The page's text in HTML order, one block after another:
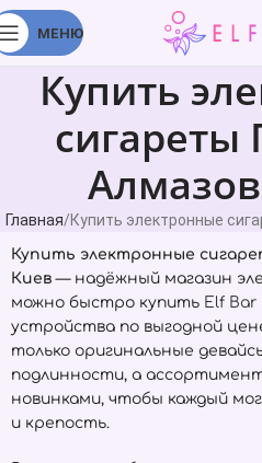
МЕНЮ
Купить
сигареты
Главная Купить электронные
Купить электронные
Киев — надёжный магазин
можно быстро купить Elf Bar
устройства по выгодной
только оригинальные
подлинности, а
новинками, чтобы каждый
и крепость.